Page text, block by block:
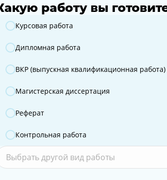
работу вы
Какую работу вы готовите?
Курсовая работа
Дипломная работа
ВКР (выпускная квалификационная работа)
Магистерская диссертация
Реферат
Контрольная работа
Выбрать другой вид работы